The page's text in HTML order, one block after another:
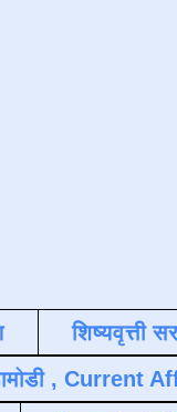
शिष्यवृत्ती
, Current